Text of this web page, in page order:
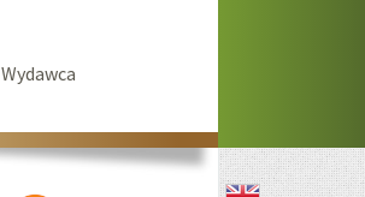
Wydawca